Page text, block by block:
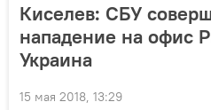
Киселев: СБУ
нападение на офис
Украина
15 мая 2018, 13:29